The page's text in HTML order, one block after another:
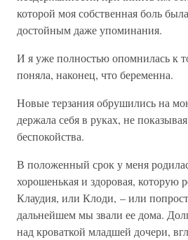
которой моя собственная боль
достойным даже упоминания.
И я уже полностью опомнилась к
поняла, наконец, что беременна.
Новые терзания обрушились на
держала себя в руках, не
беспокойства.
В положенный срок у меня
хорошенькая и здоровая, которую
Клаудия, или Клоди, – или
дальнейшем мы звали ее дома.
над кроваткой младшей дочери,